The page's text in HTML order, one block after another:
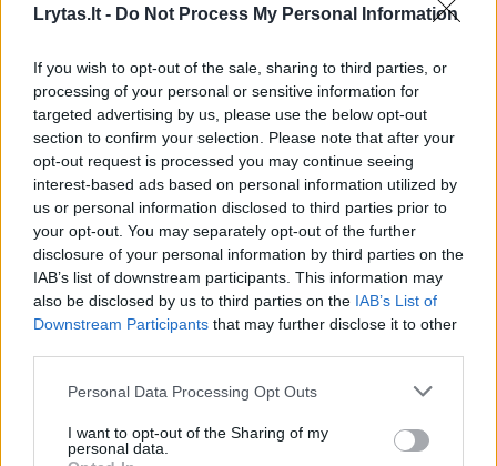
Lrytas.lt - Do Not Process My Personal Information
If you wish to opt-out of the sale, sharing to third parties, or
processing of your personal or sensitive information for
targeted advertising by us, please use the below opt-out
section to confirm your selection. Please note that after your
opt-out request is processed you may continue seeing
interest-based ads based on personal information utilized by
us or personal information disclosed to third parties prior to
your opt-out. You may separately opt-out of the further
disclosure of your personal information by third parties on the
IAB’s list of downstream participants. This information may
also be disclosed by us to third parties on the IAB’s List of
Downstream Participants that may further disclose it to other
Personal Data Processing Opt Outs
I want to opt-out of the Sharing of my
personal data.
Po dar vieno „Barcelona“ sutriuškinimo – vis
garsiau kalbama apie R. Koemano atleidimą:
nuomonę išsakė ir žaidėjai